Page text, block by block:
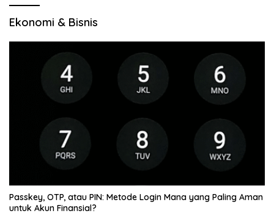
Ekonomi & Bisnis
Passkey, OTP, atau PIN: Metode Login Mana yang Paling Aman
untuk Akun Finansial?